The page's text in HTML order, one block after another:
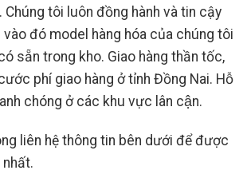
Chúng tôi luôn đồng hành và tin cậy
vào đó model hàng hóa của chúng tôi
sẵn trong kho. Giao hàng thần tốc,
phí giao hàng ở tỉnh Đồng Nai. Hỗ
chóng ở các khu vực lân cận.
liên hệ thông tin bên dưới để được